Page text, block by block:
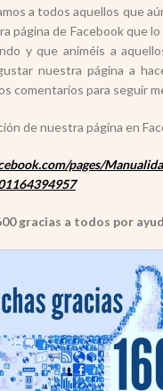
a todos aquellos que
página de Facebook que
y que animéis a
nuestra página a
comentarios para seguir
de nuestra página en
pages/
gracias a todos por